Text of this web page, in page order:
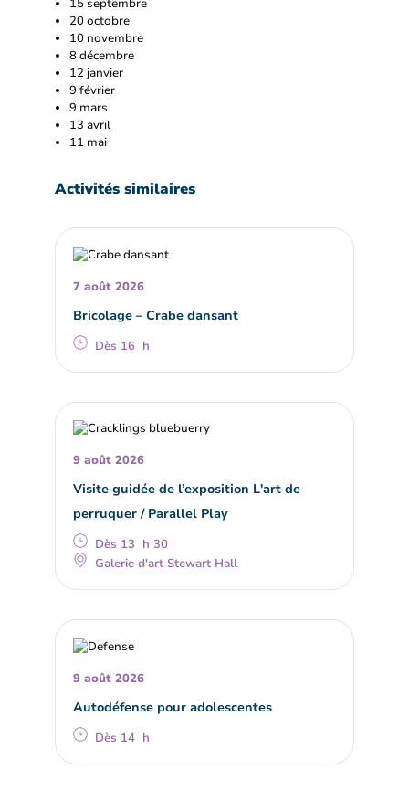
15 septembre
20 octobre
10 novembre
8 décembre
12 janvier
9 février
9 mars
13 avril
11 mai
Activités similaires
7 août 2026
Bricolage – Crabe dansant
Dès 16 h
9 août 2026
Visite guidée de l’exposition L'art de
perruquer / Parallel Play
Dès 13 h 30
Galerie d'art Stewart Hall
9 août 2026
Autodéfense pour adolescentes
Dès 14 h